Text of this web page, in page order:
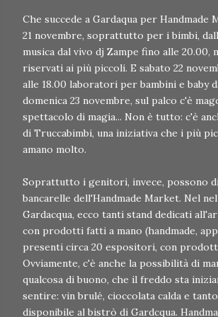
Che succede a Gardaqua per Handmade
21 novembre, soprattutto per i bimbi,
musica dal vivo dj Zampe fino alle 20.00,
riservati ai più piccoli. E sabato 22
alle 18.00 laboratori per bambini e baby
domenica 23 novembre, sul palco c'è
spettacolo di magia... Non è tutto: c'è
di Truccabimbi, una iniziativa che i più
amano molto.
Soprattutto i genitori, invece, possono
bancarelle dell'Handmade Market. Nel
Gardacqua, ecco tanti stand dedicati
con prodotti fatti a mano (handmade,
presenti circa 20 espositori, con
Ovviamente, c'è anche la possibilità di
qualcosa di buono, che il freddo sta
sentire: vin brulé, cioccolata calda e
disponibile al bistrò di Gardcqua.